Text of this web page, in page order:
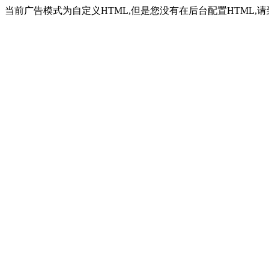
当前广告模式为自定义HTML,但是您没有在后台配置HTML,